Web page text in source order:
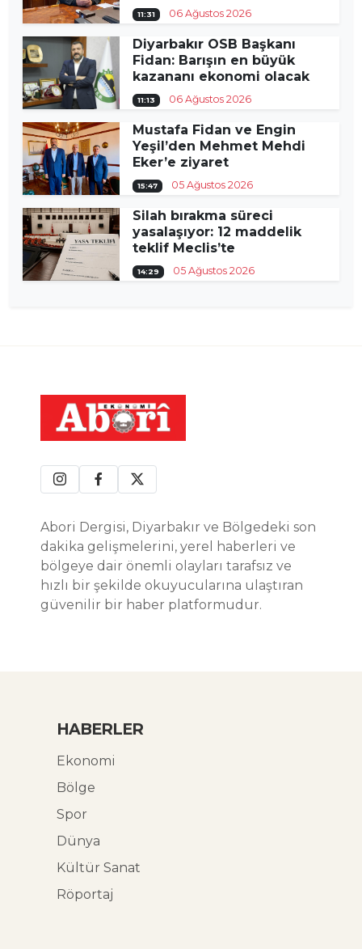
11:31 06 Ağustos 2026
Diyarbakır OSB Başkanı
Fidan: Barışın en büyük
kazananı ekonomi olacak
11:13 06 Ağustos 2026
Mustafa Fidan ve Engin
Yeşil’den Mehmet Mehdi
Eker’e ziyaret
15:47 05 Ağustos 2026
Silah bırakma süreci
yasalaşıyor: 12 maddelik
teklif Meclis’te
14:29 05 Ağustos 2026
Abori Dergisi, Diyarbakır ve Bölgedeki son
dakika gelişmelerini, yerel haberleri ve
bölgeye dair önemli olayları tarafsız ve
hızlı bir şekilde okuyucularına ulaştıran
güvenilir bir haber platformudur.
HABERLER
Ekonomi
Bölge
Spor
Dünya
Kültür Sanat
Röportaj